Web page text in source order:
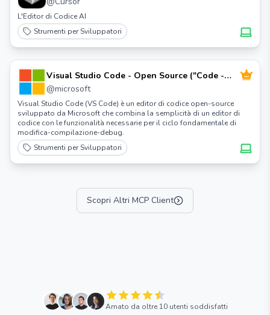
L'Editor di Codice AI
Strumenti per Sviluppatori
Visual Studio Code - Open Source ("Code -
OSS")
@microsoft
Visual Studio Code (VS Code) è un editor di codice open-source
sviluppato da Microsoft che combina la semplicità di un editor di
codice con le funzionalità necessarie per il ciclo fondamentale di
modifica-compilazione-debug.
Strumenti per Sviluppatori
Scopri Altri MCP Client
Amato da oltre 10 utenti soddisfatti